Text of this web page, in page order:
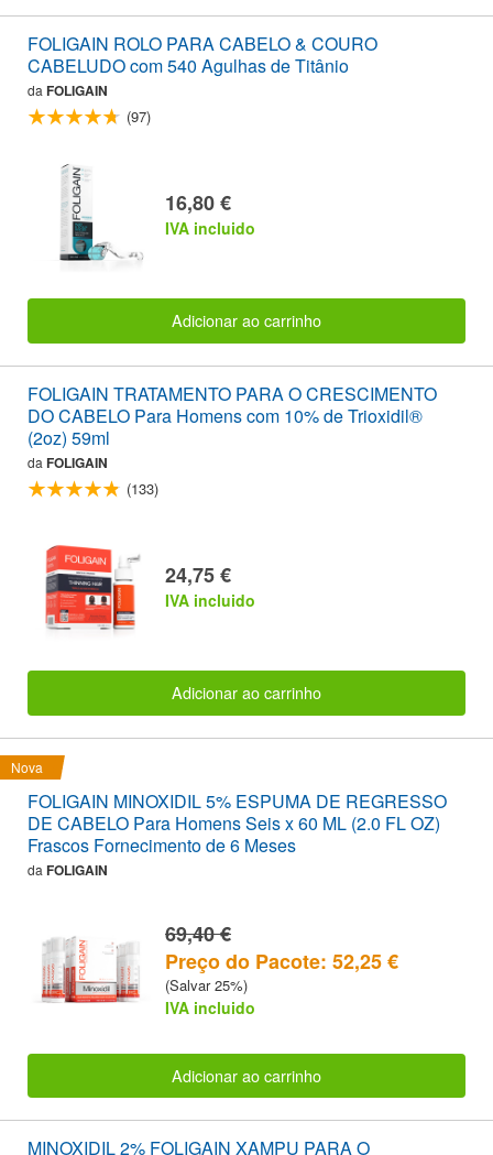
FOLIGAIN ROLO PARA CABELO & COURO
CABELUDO com 540 Agulhas de Titânio
da FOLIGAIN
(97)
16,80 €
IVA incluido
Adicionar ao carrinho
FOLIGAIN TRATAMENTO PARA O CRESCIMENTO
DO CABELO Para Homens com 10% de Trioxidil®
(2oz) 59ml
da FOLIGAIN
(133)
24,75 €
IVA incluido
Adicionar ao carrinho
Nova
FOLIGAIN MINOXIDIL 5% ESPUMA DE REGRESSO
DE CABELO Para Homens Seis x 60 ML (2.0 FL OZ)
Frascos Fornecimento de 6 Meses
da FOLIGAIN
69,40 €
Preço do Pacote: 52,25 €
(Salvar 25%)
IVA incluido
Adicionar ao carrinho
MINOXIDIL 2% FOLIGAIN XAMPU PARA O